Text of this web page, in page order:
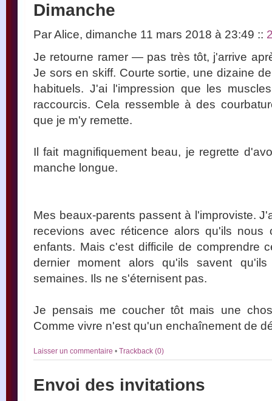
Dimanche
Par Alice, dimanche 11 mars 2018 à 23:49 ::
Je retourne ramer — pas très tôt, j'arrive
Je sors en skiff. Courte sortie, une dizaine
habituels. J'ai l'impression que les
raccourcis. Cela ressemble à des
que je m'y remette.
Il fait magnifiquement beau, je regrette
manche longue.
Mes beaux-parents passent à l'improviste.
recevions avec réticence alors qu'ils
enfants. Mais c'est difficile de comprendre
dernier moment alors qu'ils savent
semaines. Ils ne s'éternisent pas.
Je pensais me coucher tôt mais une
Comme vivre n'est qu'un enchaînement de
Laisser un commentaire • Trackback (0)
Envoi des invitations